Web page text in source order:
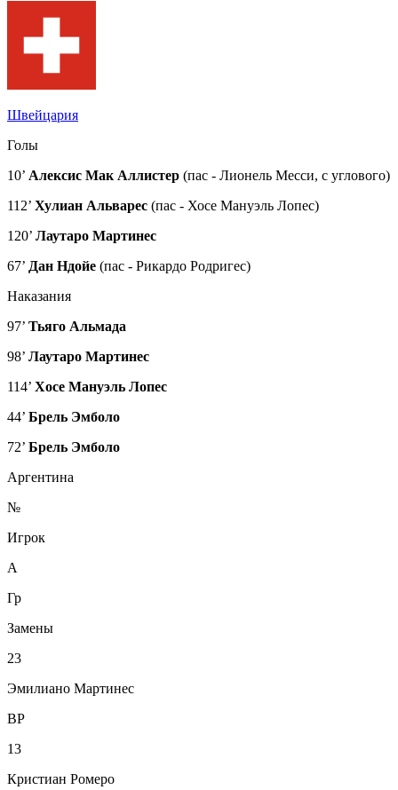
Швейцария
Голы
10’ Алексис Мак Аллистер (пас - Лионель Месси, с углового)
112’ Хулиан Альварес (пас - Хосе Мануэль Лопес)
120’ Лаутаро Мартинес
67’ Дан Ндойе (пас - Рикардо Родригес)
Наказания
97’ Тьяго Альмада
98’ Лаутаро Мартинес
114’ Хосе Мануэль Лопес
44’ Брель Эмболо
72’ Брель Эмболо
Аргентина
№
Игрок
А
Гр
Замены
23
Эмилиано Мартинес
ВР
13
Кристиан Ромеро